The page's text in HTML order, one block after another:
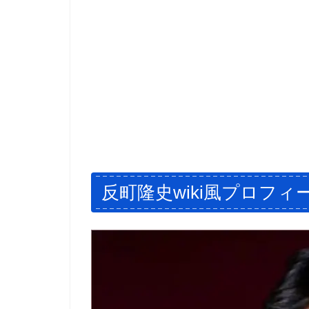
反町隆史wiki風プロフィ